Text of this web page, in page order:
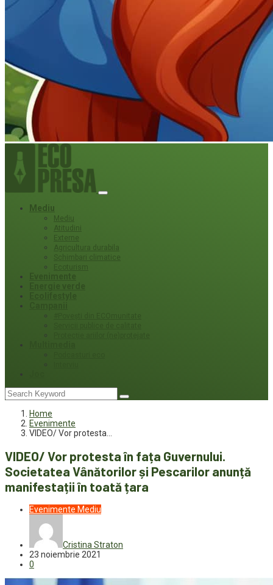
Mediu
Mediu
Atitudini
Externe
Agricultura durabila
Schimbari climatice
Ecoturism
Home
Evenimente
VIDEO/ Vor protesta…
VIDEO/ Vor protesta în fața Guvernului.
Societatea Vânătorilor și Pescarilor anunță
manifestații în toată țara
Evenimente Mediu
Cristina Straton
23 noiembrie 2021
0